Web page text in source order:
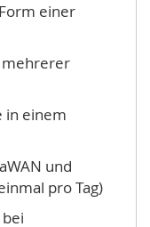
einer
mehrerer
in einem
und
pro Tag)